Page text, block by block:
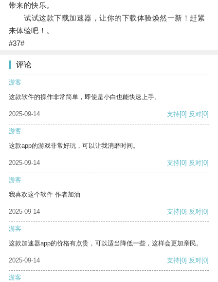
带来的快乐。
试试这款下载加速器，让你的下载体验焕然一新！赶紧
来体验吧！。
#37#
评论
游客
这款软件的操作非常简单，即使是小白也能快速上手。
2025-09-14 支持[0] 反对[0]
游客
这款app的游戏非常好玩，可以让我消磨时间。
2025-09-14 支持[0] 反对[0]
游客
我喜欢这个软件 作者加油
2025-09-14 支持[0] 反对[0]
游客
这款加速器app的价格有点贵，可以适当降低一些，这样会更加亲民。
2025-09-14 支持[0] 反对[0]
游客